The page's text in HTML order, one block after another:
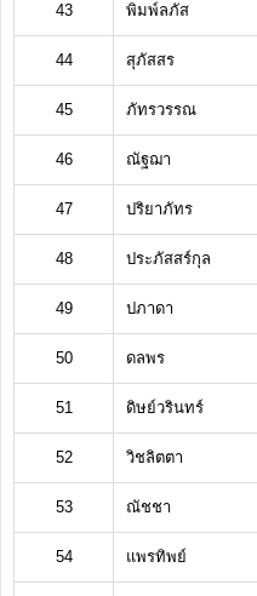
43 พิมพ์ลภัส
44 สุภัสสร
45 ภัทรวรรณ
46 ณัฐฌา
47 ปริยาภัทร
48 ประภัสสร์กุล
49 ปภาดา
50 ดลพร
51 ดิษย์วรินทร์
52 วิชลิตตา
53 ณัชชา
54 แพรทิพย์